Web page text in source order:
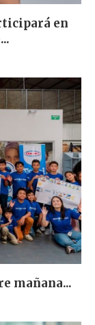
en
mañana...